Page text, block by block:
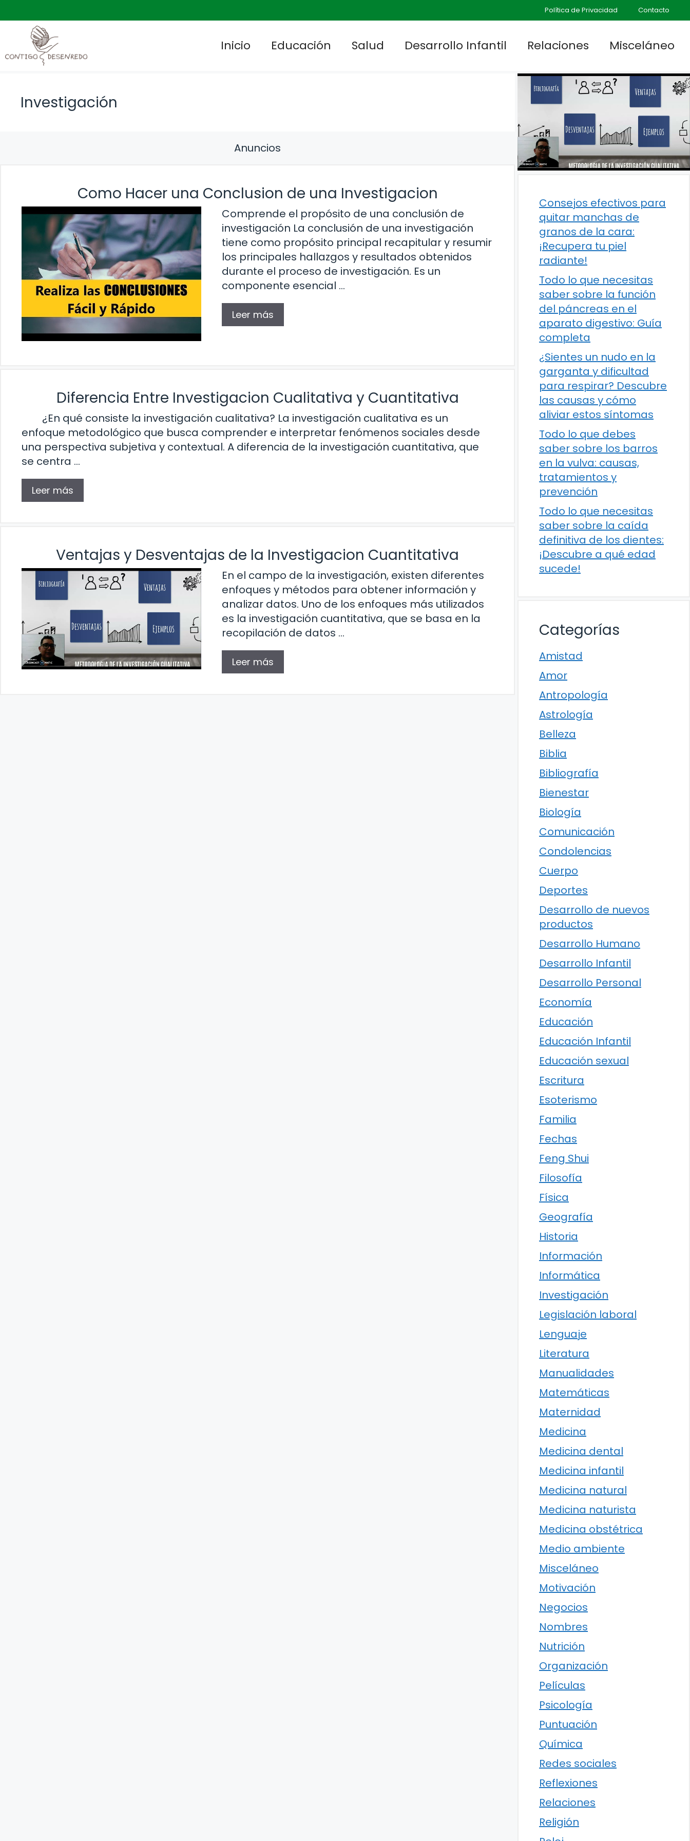
al
contenido
Política de Privacidad Contacto
Inicio Educación Salud Desarrollo Infantil Relaciones Misceláneo
Investigación
Anuncios
Como Hacer una Conclusion de una Investigacion
Comprende el propósito de una conclusión de
investigación La conclusión de una investigación
tiene como propósito principal recapitular y resumir
los principales hallazgos y resultados obtenidos
durante el proceso de investigación. Es un
componente esencial …
Leer más
Diferencia Entre Investigacion Cualitativa y Cuantitativa
¿En qué consiste la investigación cualitativa? La investigación cualitativa es un
enfoque metodológico que busca comprender e interpretar fenómenos sociales desde
una perspectiva subjetiva y contextual. A diferencia de la investigación cuantitativa, que
se centra …
Leer más
Ventajas y Desventajas de la Investigacion Cuantitativa
En el campo de la investigación, existen diferentes
enfoques y métodos para obtener información y
analizar datos. Uno de los enfoques más utilizados
es la investigación cuantitativa, que se basa en la
recopilación de datos …
Leer más
Consejos efectivos para
quitar manchas de
granos de la cara:
¡Recupera tu piel
radiante!
Todo lo que necesitas
saber sobre la función
del páncreas en el
aparato digestivo: Guía
completa
¿Sientes un nudo en la
garganta y dificultad
para respirar? Descubre
las causas y cómo
aliviar estos síntomas
Todo lo que debes
saber sobre los barros
en la vulva: causas,
tratamientos y
prevención
Todo lo que necesitas
saber sobre la caída
definitiva de los dientes:
¡Descubre a qué edad
sucede!
Categorías
Amistad
Amor
Antropología
Astrología
Belleza
Biblia
Bibliografía
Bienestar
Biología
Comunicación
Condolencias
Cuerpo
Deportes
Desarrollo de nuevos
productos
Desarrollo Humano
Desarrollo Infantil
Desarrollo Personal
Economía
Educación
Educación Infantil
Educación sexual
Escritura
Esoterismo
Familia
Fechas
Feng Shui
Filosofía
Física
Geografía
Historia
Información
Informática
Investigación
Legislación laboral
Lenguaje
Literatura
Manualidades
Matemáticas
Maternidad
Medicina
Medicina dental
Medicina infantil
Medicina natural
Medicina naturista
Medicina obstétrica
Medio ambiente
Misceláneo
Motivación
Negocios
Nombres
Nutrición
Organización
Películas
Psicología
Puntuación
Química
Redes sociales
Reflexiones
Relaciones
Religión